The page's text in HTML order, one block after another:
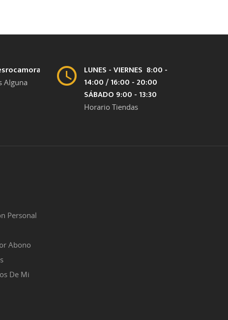
Alguna
LUNES - VIERNES 8:00 -
14:00 / 16:00 - 20:00
SÁBADO 9:00 - 13:30
Horario Tiendas
Personal
Abono
De Mi